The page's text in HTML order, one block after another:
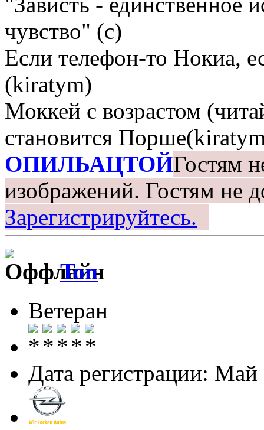
чувство" (с)
Если телефон-то Нокиа,
(kiratym)
Моккей с возрастом
становится
ОПИЛЬАЦТОЙГостям
изображений. Гостям не
Зарегистрируйтесь.
Ton
Ветеран
Дата регистрации: Май